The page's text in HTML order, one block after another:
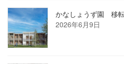
かなしょうず園 移
2026年6月9日